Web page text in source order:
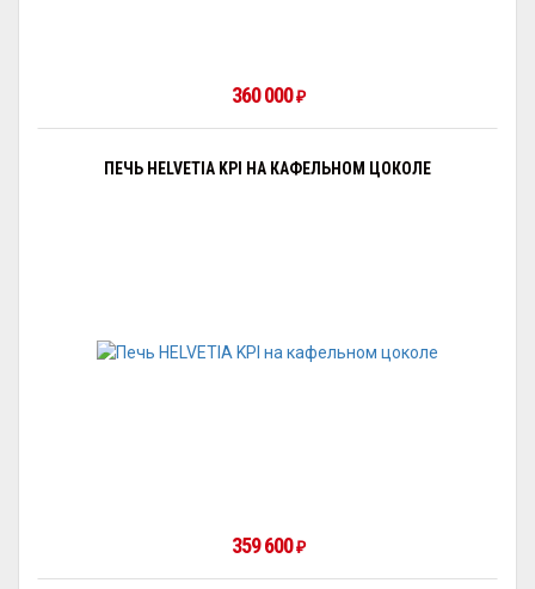
360 000₽
ПЕЧЬ HELVETIA KPI НА КАФЕЛЬНОМ ЦОКОЛЕ
359 600₽